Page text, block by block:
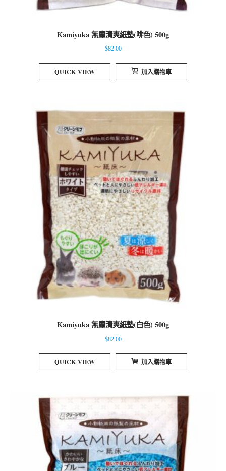
Kamiyuka 無塵清爽紙墊(啡色) 500g
$82.00
QUICK VIEW 加入購物車
Kamiyuka 無塵清爽紙墊(白色) 500g
$82.00
QUICK VIEW 加入購物車